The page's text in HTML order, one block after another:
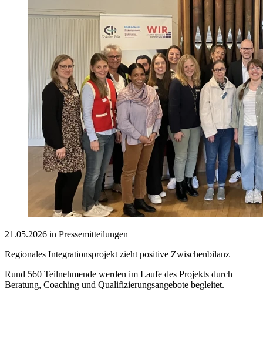
21.05.2026 in Pressemitteilungen
Regionales Integrationsprojekt zieht positive Zwischenbilanz
Rund 560 Teilnehmende werden im Laufe des Projekts durch
Beratung, Coaching und Qualifizierungsangebote begleitet.